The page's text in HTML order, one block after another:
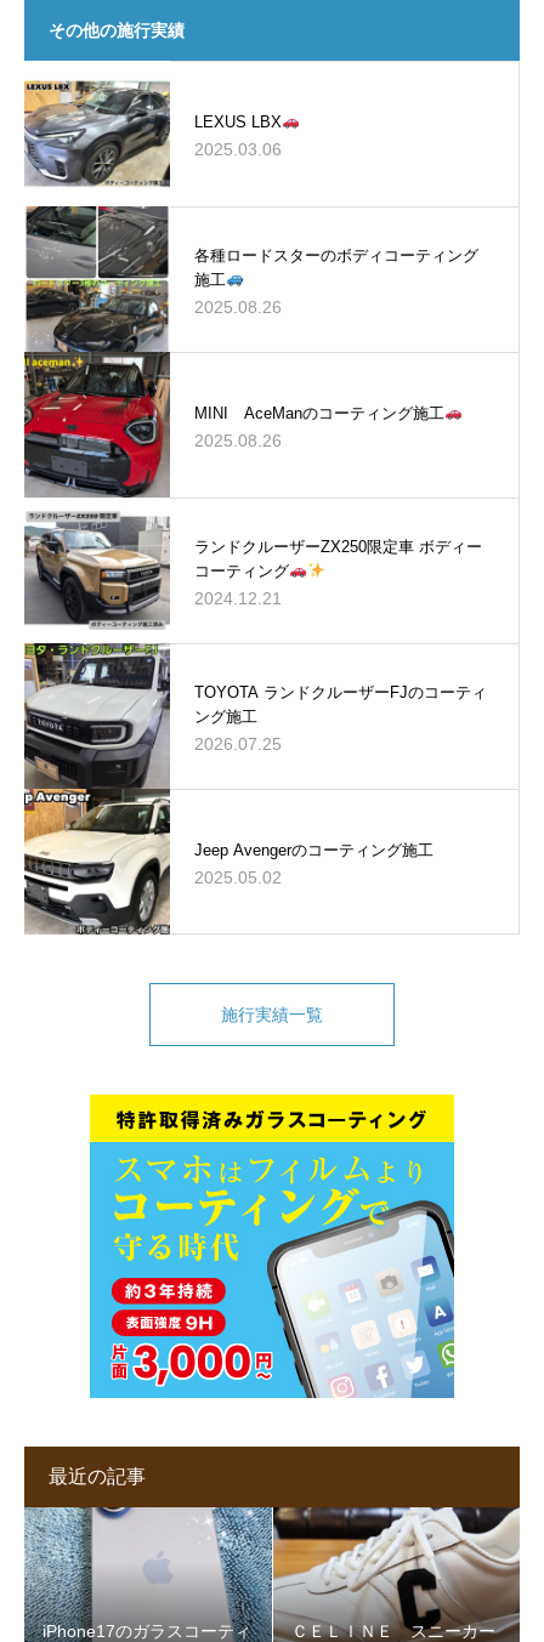
その他の施行実績
LEXUS LBX
2025.03.06
各種ロードスターのボディコーティング
施工
2025.08.26
MINI AceManのコーティング施工
2025.08.26
ランドクルーザーZX250限定車 ボディー
コーティング
2024.12.21
TOYOTA ランドクルーザーFJのコーティ
ング施工
2026.07.25
Jeep Avengerのコーティング施工
2025.05.02
施行実績一覧
最近の記事
iPhone17のガラスコーティ
ＣＥＬＩＮＥ スニーカー